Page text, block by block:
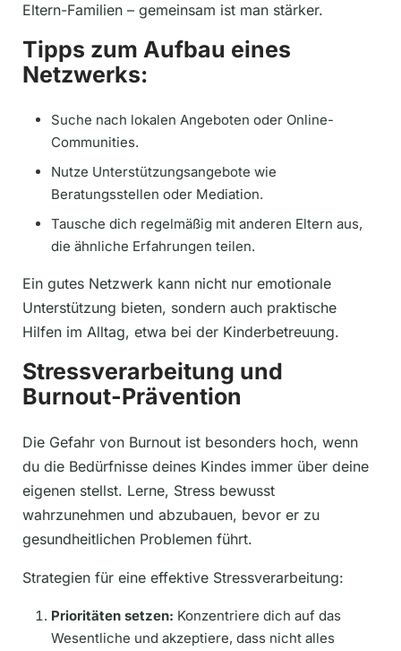
Eltern-Familien – gemeinsam ist man stärker.
Tipps zum Aufbau eines
Netzwerks:
Suche nach lokalen Angeboten oder Online-
Communities.
Nutze Unterstützungsangebote wie
Beratungsstellen oder Mediation.
Tausche dich regelmäßig mit anderen Eltern aus,
die ähnliche Erfahrungen teilen.
Ein gutes Netzwerk kann nicht nur emotionale
Unterstützung bieten, sondern auch praktische
Hilfen im Alltag, etwa bei der Kinderbetreuung.
Stressverarbeitung und
Burnout-Prävention
Die Gefahr von Burnout ist besonders hoch, wenn
du die Bedürfnisse deines Kindes immer über deine
eigenen stellst. Lerne, Stress bewusst
wahrzunehmen und abzubauen, bevor er zu
gesundheitlichen Problemen führt.
Strategien für eine effektive Stressverarbeitung:
Prioritäten setzen: Konzentriere dich auf das
Wesentliche und akzeptiere, dass nicht alles